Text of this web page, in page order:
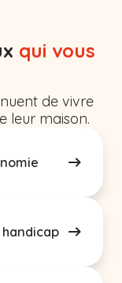
qui vous
de vivre
leur maison.